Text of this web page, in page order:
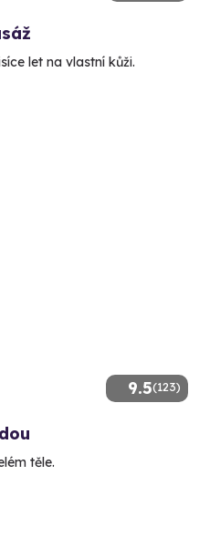
let na vlastní kůži.
9.5(123)
těle.